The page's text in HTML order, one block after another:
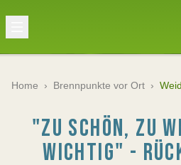
Home › Brennpunkte vor Ort ›
"ZU SCHÖN, ZU
WICHTIG" -